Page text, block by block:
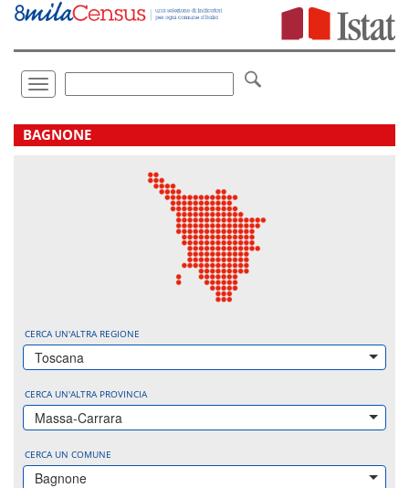
Vai
direttamente
Toggle
navigation
.
BAGNONE
CERCA UN'ALTRA REGIONE
Toscana
CERCA UN'ALTRA PROVINCIA
Massa-Carrara
CERCA UN COMUNE
Bagnone